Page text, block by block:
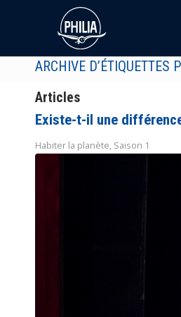
ARCHIVE D’ÉTIQUETTES
Articles
Existe-t-il une
Habiter la planète, Saison 1